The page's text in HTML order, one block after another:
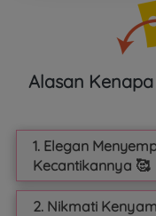
Alasan
1. Elegan
Kecantikannya 🥰
2. Nikmati